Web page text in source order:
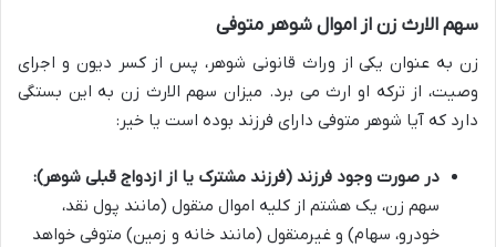
سهم الارث زن از اموال شوهر متوفی
زن به عنوان یکی از وراث قانونی شوهر، پس از کسر دیون و اجرای
وصیت، از ترکه او ارث می برد. میزان سهم الارث زن به این بستگی
دارد که آیا شوهر متوفی دارای فرزند بوده است یا خیر:
در صورت وجود فرزند (فرزند مشترک یا از ازدواج قبلی شوهر):
سهم زن، یک هشتم از کلیه اموال منقول (مانند پول نقد،
خودرو، سهام) و غیرمنقول (مانند خانه و زمین) متوفی خواهد